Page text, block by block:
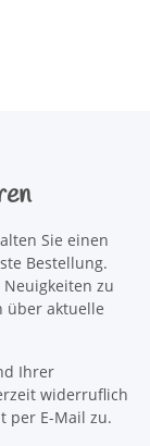
Sie einen
Bestellung.
zu
über aktuelle
Ihrer
widerruflich
per E-Mail zu.